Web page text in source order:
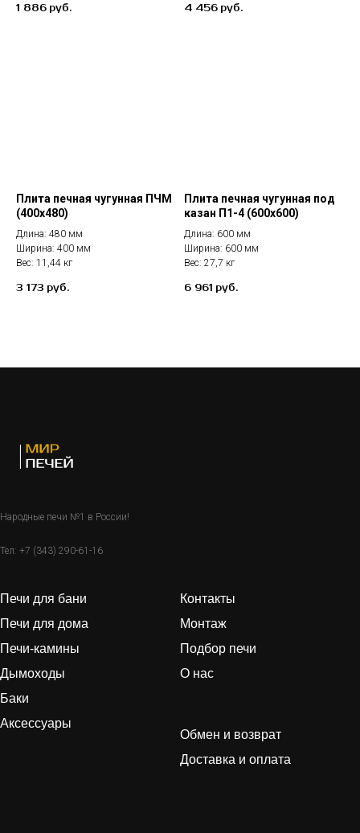
1 886 руб. 4 456 руб.
Плита печная чугунная ПЧМ
(400х480)
Длина: 480 мм
Ширина: 400 мм
Вес: 11,44 кг
3 173 руб.
Плита печная чугунная под
казан П1-4 (600х600)
Длина: 600 мм
Ширина: 600 мм
Вес: 27,7 кг
6 961 руб.
Народные печи №1 в России!
Тел: +7 (343) 290-61-16
Печи для бани
Печи для дома
Печи-камины
Дымоходы
Баки
Аксессуары
Контакты
Монтаж
Подбор печи
О нас
Обмен и возврат
Доставка и оплата